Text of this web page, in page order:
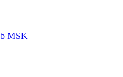
MSK